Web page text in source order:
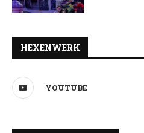
HEXENWERK
YOUTUBE